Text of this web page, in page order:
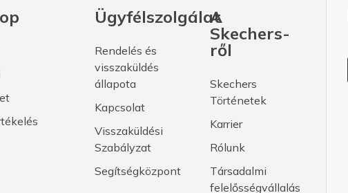
Ügyfélszolgálat
Rendelés és
visszaküldés
állapota
Kapcsolat
Visszaküldési
Szabályzat
Segítségközpont
A
Skechers-
ről
Skechers
Történetek
Karrier
Rólunk
Társadalmi
felelősségvállalás